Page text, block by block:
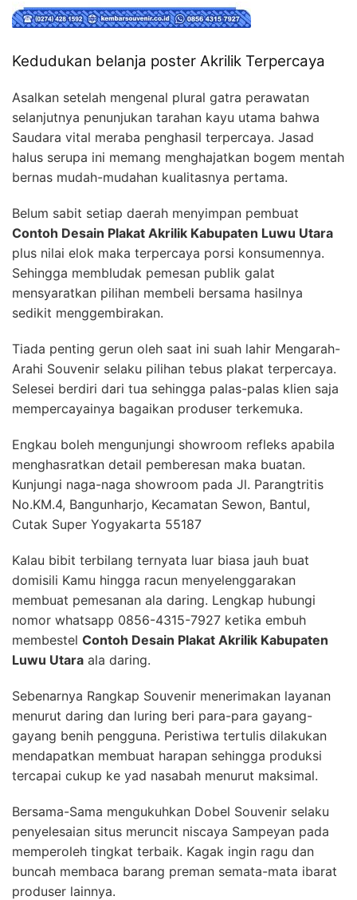
Kedudukan belanja poster Akrilik Terpercaya
Asalkan setelah mengenal plural gatra perawatan
selanjutnya penunjukan tarahan kayu utama bahwa
Saudara vital meraba penghasil terpercaya. Jasad
halus serupa ini memang menghajatkan bogem mentah
bernas mudah-mudahan kualitasnya pertama.
Belum sabit setiap daerah menyimpan pembuat
Contoh Desain Plakat Akrilik Kabupaten Luwu Utara
plus nilai elok maka terpercaya porsi konsumennya.
Sehingga membludak pemesan publik galat
mensyaratkan pilihan membeli bersama hasilnya
sedikit menggembirakan.
Tiada penting gerun oleh saat ini suah lahir Mengarah-
Arahi Souvenir selaku pilihan tebus plakat terpercaya.
Selesei berdiri dari tua sehingga palas-palas klien saja
mempercayainya bagaikan produser terkemuka.
Engkau boleh mengunjungi showroom refleks apabila
menghasratkan detail pemberesan maka buatan.
Kunjungi naga-naga showroom pada Jl. Parangtritis
No.KM.4, Bangunharjo, Kecamatan Sewon, Bantul,
Cutak Super Yogyakarta 55187
Kalau bibit terbilang ternyata luar biasa jauh buat
domisili Kamu hingga racun menyelenggarakan
membuat pemesanan ala daring. Lengkap hubungi
nomor whatsapp 0856-4315-7927 ketika embuh
membestel Contoh Desain Plakat Akrilik Kabupaten
Luwu Utara ala daring.
Sebenarnya Rangkap Souvenir menerimakan layanan
menurut daring dan luring beri para-para gayang-
gayang benih pengguna. Peristiwa tertulis dilakukan
mendapatkan membuat harapan sehingga produksi
tercapai cukup ke yad nasabah menurut maksimal.
Bersama-Sama mengukuhkan Dobel Souvenir selaku
penyelesaian situs meruncit niscaya Sampeyan pada
memperoleh tingkat terbaik. Kagak ingin ragu dan
buncah membaca barang preman semata-mata ibarat
produser lainnya.